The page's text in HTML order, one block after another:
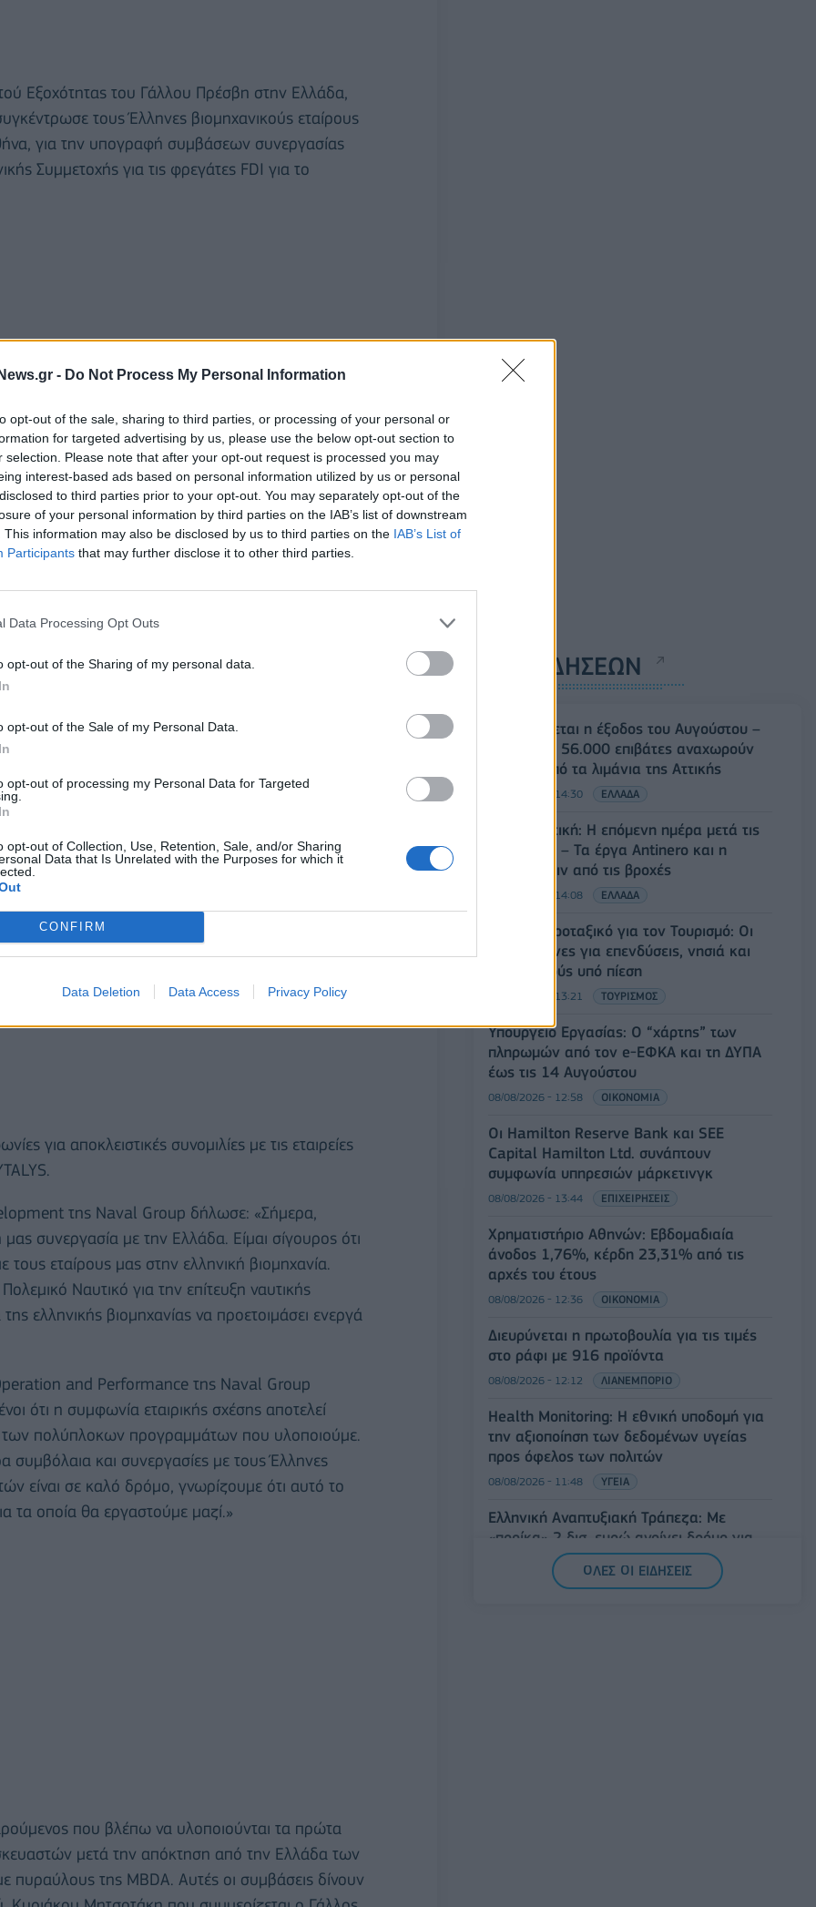
- Do Not Process My Personal Information
opt-out of the sale, sharing to third parties, or processing of your personal or
for targeted advertising by us, please use the below opt-out section to
selection. Please note that after your opt-out request is processed you may
interest-based ads based on personal information utilized by us or personal
to third parties prior to your opt-out. You may separately opt-out of the
of your personal information by third parties on the IAB’s list of downstream
This information may also be disclosed by us to third parties on the IAB’s List of
Participants that may further disclose it to other third parties.
Data Processing Opt Outs
opt-out of the Sharing of my personal data.
opt-out of the Sale of my Personal Data.
opt-out of processing my Personal Data for Targeted
opt-out of Collection, Use, Retention, Sale, and/or Sharing
Data that Is Unrelated with the Purposes for which it
CONFIRM
Data Deletion Data Access Privacy Policy
Εξοχότητας του Γάλλου Πρέσβη στην Ελλάδα,
τους Έλληνες βιομηχανικούς εταίρους
για την υπογραφή συμβάσεων συνεργασίας
Συμμετοχής για τις φρεγάτες FDI για το
Συμμετοχής
του προγράμματος των φρεγατών FDI για το
ένα ισχυρό πλάνο Ελληνικής Βιομηχανικής
στην ελληνική βιομηχανία, διατηρώντας θέσεις
μακροπρόθεσμα οικονομικά οφέλη στην
η Naval Group δεσμεύεται να οικοδομήσει
υποστήριξη του Ελληνικού Πολεμικού Ναυτικού
δυνατοτήτων της Ελληνικής Βιομηχανίας.
4 συμβάσεις με την EMMIS για την προμήθεια
τον μηχανολογικό εξοπλισμό, με τη STELMA για
προμήθεια φουσκωτών σκαφών σταθερής
για αποκλειστικές συνομιλίες με τις εταιρείες
της Naval Group δήλωσε: «Σήμερα,
συνεργασία με την Ελλάδα. Είμαι σίγουρος ότι
εταίρους μας στην ελληνική βιομηχανία.
Ναυτικό για την επίτευξη ναυτικής
ελληνικής βιομηχανίας να προετοιμάσει ενεργά
and Performance της Naval Group
ότι η συμφωνία εταιρικής σχέσης αποτελεί
των πολύπλοκων προγραμμάτων που υλοποιούμε.
και συνεργασίες με τους Έλληνες
είναι σε καλό δρόμο, γνωρίζουμε ότι αυτό το
τα οποία θα εργαστούμε μαζί.»
που βλέπω να υλοποιούνται τα πρώτα
μετά την απόκτηση από την Ελλάδα των
της MBDA. Αυτές οι συμβάσεις δίνουν
ΡΟΗ ΕΙΔΗΣΕΩΝ
Κορυφώνεται η έξοδος του Αυγούστου –
Πάνω από 56.000 επιβάτες αναχωρούν
σήμερα από τα λιμάνια της Αττικής
08/08/2026 - 14:30 ΕΛΛΑΔΑ
Δυτική Αττική: Η επόμενη ημέρα μετά τις
πυρκαγιές – Τα έργα Antinero και η
«μάχη» πριν από τις βροχές
08/08/2026 - 14:08 ΕΛΛΑΔΑ
Ειδικό Χωροταξικό για τον Τουρισμό: Οι
νέοι κανόνες για επενδύσεις, νησιά και
προορισμούς υπό πίεση
08/08/2026 - 13:21 ΤΟΥΡΙΣΜΟΣ
Υπουργείο Εργασίας: Ο “χάρτης” των
πληρωμών από τον e-ΕΦΚΑ και τη ΔΥΠΑ
έως τις 14 Αυγούστου
08/08/2026 - 12:58 ΟΙΚΟΝΟΜΙΑ
Οι Hamilton Reserve Bank και SEE
Capital Hamilton Ltd. συνάπτουν
συμφωνία υπηρεσιών μάρκετινγκ
08/08/2026 - 13:44 ΕΠΙΧΕΙΡΗΣΕΙΣ
Χρηματιστήριο Αθηνών: Εβδομαδιαία
άνοδος 1,76%, κέρδη 23,31% από τις
αρχές του έτους
08/08/2026 - 12:36 ΟΙΚΟΝΟΜΙΑ
Διευρύνεται η πρωτοβουλία για τις τιμές
στο ράφι με 916 προϊόντα
08/08/2026 - 12:12 ΛΙΑΝΕΜΠΟΡΙΟ
Health Monitoring: Η εθνική υποδομή για
την αξιοποίηση των δεδομένων υγείας
προς όφελος των πολιτών
08/08/2026 - 11:48 ΥΓΕΙΑ
Ελληνική Αναπτυξιακή Τράπεζα: Με
«προίκα» 2 δισ. ευρώ ανοίγει δρόμο για
δάνεια έως 5 δισ. σε μικρομεσαίες
08/08/2026 - 11:22
ΟΛΕΣ ΟΙ ΕΙΔΗΣΕΙΣ